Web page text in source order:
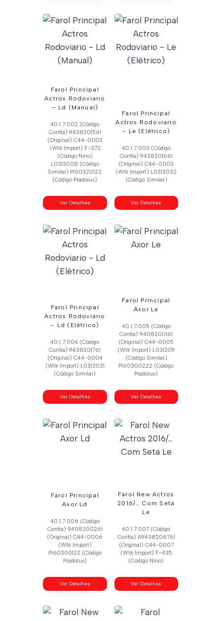
Farol Principal
Actros Rodoviario
– Ld (Manual)
40.1.7.002 (Código
Confia) 9438201561
(Original) C44-0002
(Wtk Import) F-372
(Código Nino)
L0313008 (Código
Similar) Pl60320122
(Código Pradolux)
Ver Detalhes
Farol Principal
Actros Rodoviario
– Le (Elétrico)
40.1.7.003 (Código
Confia) 9438201661
(Original) C44-0003
(Wtk Import) L0313032
(Código Similar)
Ver Detalhes
Farol Principal
Actros Rodoviario
– Ld (Elétrico)
40.1.7.004 (Código
Confia) 9438201761
(Original) C44-0004
(Wtk Import) L0313031
(Código Similar)
Ver Detalhes
Farol Principal
Axor Le
40.1.7.005 (Código
Confia) 9408200161
(Original) C44-0005
(Wtk Import) L0313011
(Código Similar)
Pl60300222 (Código
Pradolux)
Ver Detalhes
Farol Principal
Axor Ld
40.1.7.006 (Código
Confia) 9408200261
(Original) C44-0006
(Wtk Import)
Pl60300122 (Código
Pradolux)
Ver Detalhes
Farol New Actros
2016/… Com Seta
Le
40.1.7.007 (Código
Confia) A9438206761
(Original) C44-0007
(Wtk Import) F-435
(Código Nino)
Ver Detalhes